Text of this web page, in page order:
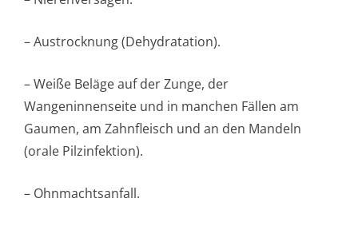
– Austrocknung (Dehydratation).
– Weiße Beläge auf der Zunge, der
Wangeninnenseite und in manchen Fällen am
Gaumen, am Zahnfleisch und an den Mandeln
(orale Pilzinfektion).
– Ohnmachtsanfall.